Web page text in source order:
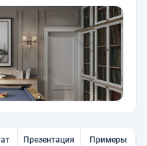
Презентация Примеры